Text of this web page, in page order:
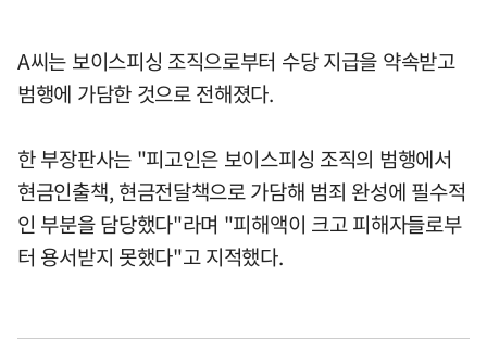
A씨는 보이스피싱 조직으로부터 수당 지급을 약속받고
범행에 가담한 것으로 전해졌다.
한 부장판사는 "피고인은 보이스피싱 조직의 범행에서
현금인출책, 현금전달책으로 가담해 범죄 완성에 필수적
인 부분을 담당했다"라며 "피해액이 크고 피해자들로부
터 용서받지 못했다"고 지적했다.